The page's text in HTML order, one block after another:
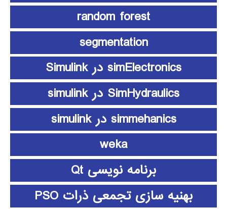
random forest
segmentation
simElectronics در Simulink
SimHydraulics در simulink
simmehanics در simulink
weka
برنامه نویسی Qt
بهنیه سازی تجمعی ذرات PSO